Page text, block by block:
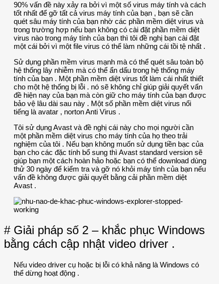
90% vấn đề này xảy ra bởi vì một số virus máy tính và cách
tốt nhất để gỡ tất cả virus máy tính của bạn , bạn sẽ cần
quét sâu máy tính của bạn nhờ các phần mềm diệt virus và
trong trường hợp nếu bạn không có cài đặt phần mềm diệt
virus nào trong máy tính của bạn thì tôi đề nghị bạn cài đặt
một cái bởi vì một file virus có thể làm những cái tồi tệ nhất .
Sử dụng phần mềm virus mạnh mà có thể quét sâu toàn bộ
hệ thống lây nhiễm mà có thể ẩn dấu trong hệ thống máy
tính của bạn . Một phần mềm diệt virus tốt làm cái nhất thiết
cho một hệ thống bị lỗi . nó sẽ không chỉ giúp giải quyết vấn
đề hiện nay của bạn mà còn giữ cho máy tính của bạn được
bảo vệ lâu dài sau này . Một số phần mềm diệt virus nổi
tiếng là avatar , norton Anti Virus .
Tôi sử dụng Avast và đề nghị cái này cho mọi người cần
một phần mềm diệt virus cho máy tính của họ theo trải
nghiệm của tôi . Nếu bạn không muốn sử dụng tiền bạc của
bạn cho các đặc tính bổ sung thì Avast standard version sẽ
giúp bạn một cách hoàn hảo hoặc bạn có thể download dùng
thử 30 ngày để kiểm tra và gỡ nó khỏi máy tính của bạn nếu
vấn đề không được giải quyết bằng cải phần mềm diệt
Avast .
# Giải pháp số 2 – khắc phục Windows
bằng cách cập nhật video driver .
Nếu video driver cụ hoặc bị lỗi có khả năng là Windows có
thể dừng hoạt động .